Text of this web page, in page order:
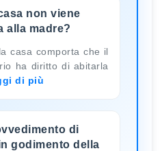
non viene
alla madre?
casa comporta che il
ha diritto di abitarla
di più
di
godimento della